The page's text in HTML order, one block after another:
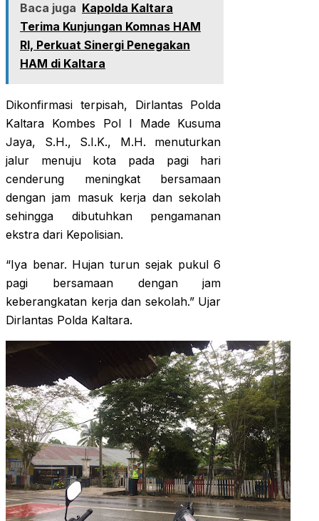
Baca juga Kapolda Kaltara
Terima Kunjungan Komnas HAM
RI, Perkuat Sinergi Penegakan
HAM di Kaltara
Dikonfirmasi terpisah, Dirlantas Polda
Kaltara Kombes Pol I Made Kusuma
Jaya, S.H., S.I.K., M.H. menuturkan
jalur menuju kota pada pagi hari
cenderung meningkat bersamaan
dengan jam masuk kerja dan sekolah
sehingga dibutuhkan pengamanan
ekstra dari Kepolisian.
“Iya benar. Hujan turun sejak pukul 6
pagi bersamaan dengan jam
keberangkatan kerja dan sekolah.” Ujar
Dirlantas Polda Kaltara.